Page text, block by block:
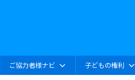
ご協力者様ナビ 子どもの権利